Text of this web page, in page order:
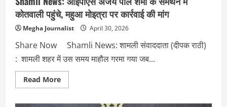
कोतवाली पहुंचे, महुआ मोइत्रा पर कार्रवाई की मांग
Megha Journalist April 30, 2026
Share Now Shamli News: शामली संवाददाता (दीपक राठी)
: शामली शहर में उस समय माहौल गरमा गया जब...
Read MoreRead
more